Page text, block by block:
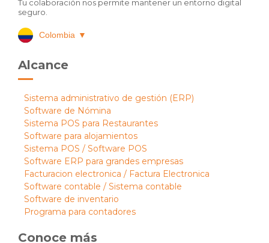
Tu colaboración nos permite mantener un entorno digital
seguro.
Colombia ▼
Alcance
Sistema administrativo de gestión (ERP)
Software de Nómina
Sistema POS para Restaurantes
Software para alojamientos
Sistema POS / Software POS
Software ERP para grandes empresas
Facturacion electronica / Factura Electronica
Software contable / Sistema contable
Software de inventario
Programa para contadores
Conoce más